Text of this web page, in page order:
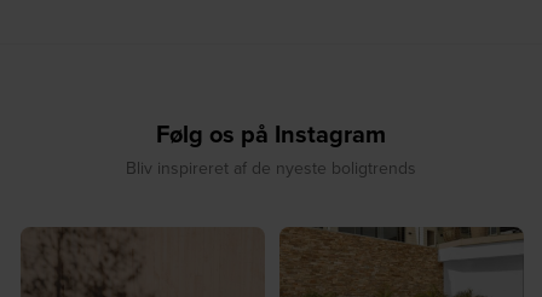
Følg os på Instagram
Bliv inspireret af de nyeste boligtrends
☀️ Sommerens naturlige
samlingspunkt⁠
☀️ Find dit yndlingssted denne